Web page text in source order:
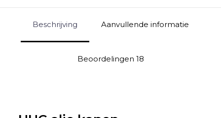
Beschrijving Aanvullende informatie
Beoordelingen 18